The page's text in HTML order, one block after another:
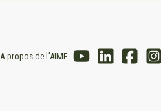
A propos de l’AIMF